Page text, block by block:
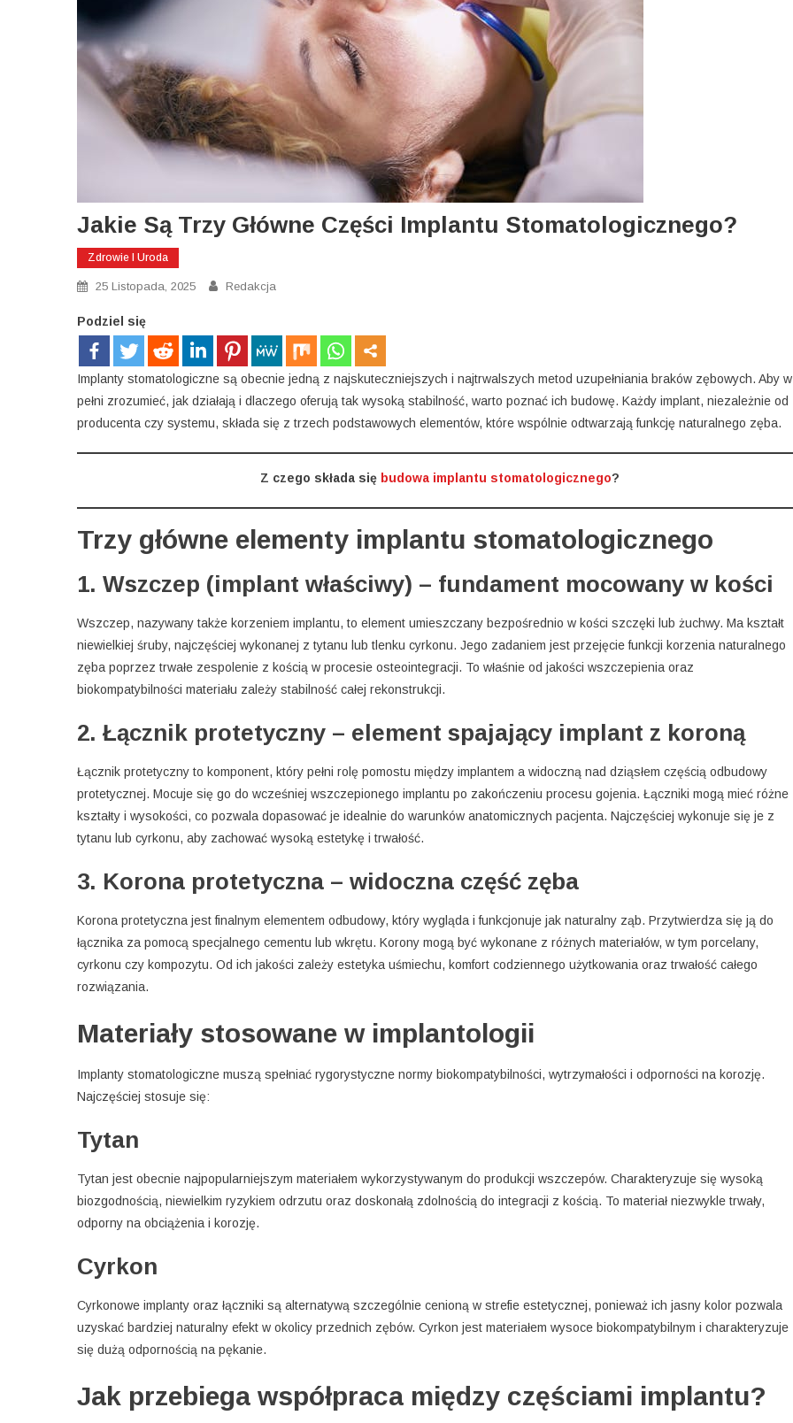
Jakie Są Trzy Główne Części Implantu Stomatologicznego?
Zdrowie I Uroda
25 Listopada, 2025 Redakcja
Podziel się
Implanty stomatologiczne są obecnie jedną z najskuteczniejszych i najtrwalszych metod uzupełniania braków zębowych. Aby w
pełni zrozumieć, jak działają i dlaczego oferują tak wysoką stabilność, warto poznać ich budowę. Każdy implant, niezależnie od
producenta czy systemu, składa się z trzech podstawowych elementów, które wspólnie odtwarzają funkcję naturalnego zęba.
Z czego składa się budowa implantu stomatologicznego?
Trzy główne elementy implantu stomatologicznego
1. Wszczep (implant właściwy) – fundament mocowany w kości
Wszczep, nazywany także korzeniem implantu, to element umieszczany bezpośrednio w kości szczęki lub żuchwy. Ma kształt
niewielkiej śruby, najczęściej wykonanej z tytanu lub tlenku cyrkonu. Jego zadaniem jest przejęcie funkcji korzenia naturalnego
zęba poprzez trwałe zespolenie z kością w procesie osteointegracji. To właśnie od jakości wszczepienia oraz
biokompatybilności materiału zależy stabilność całej rekonstrukcji.
2. Łącznik protetyczny – element spajający implant z koroną
Łącznik protetyczny to komponent, który pełni rolę pomostu między implantem a widoczną nad dziąsłem częścią odbudowy
protetycznej. Mocuje się go do wcześniej wszczepionego implantu po zakończeniu procesu gojenia. Łączniki mogą mieć różne
kształty i wysokości, co pozwala dopasować je idealnie do warunków anatomicznych pacjenta. Najczęściej wykonuje się je z
tytanu lub cyrkonu, aby zachować wysoką estetykę i trwałość.
3. Korona protetyczna – widoczna część zęba
Korona protetyczna jest finalnym elementem odbudowy, który wygląda i funkcjonuje jak naturalny ząb. Przytwierdza się ją do
łącznika za pomocą specjalnego cementu lub wkrętu. Korony mogą być wykonane z różnych materiałów, w tym porcelany,
cyrkonu czy kompozytu. Od ich jakości zależy estetyka uśmiechu, komfort codziennego użytkowania oraz trwałość całego
rozwiązania.
Materiały stosowane w implantologii
Implanty stomatologiczne muszą spełniać rygorystyczne normy biokompatybilności, wytrzymałości i odporności na korozję.
Najczęściej stosuje się:
Tytan
Tytan jest obecnie najpopularniejszym materiałem wykorzystywanym do produkcji wszczepów. Charakteryzuje się wysoką
biozgodnością, niewielkim ryzykiem odrzutu oraz doskonałą zdolnością do integracji z kością. To materiał niezwykle trwały,
odporny na obciążenia i korozję.
Cyrkon
Cyrkonowe implanty oraz łączniki są alternatywą szczególnie cenioną w strefie estetycznej, ponieważ ich jasny kolor pozwala
uzyskać bardziej naturalny efekt w okolicy przednich zębów. Cyrkon jest materiałem wysoce biokompatybilnym i charakteryzuje
się dużą odpornością na pękanie.
Jak przebiega współpraca między częściami implantu?